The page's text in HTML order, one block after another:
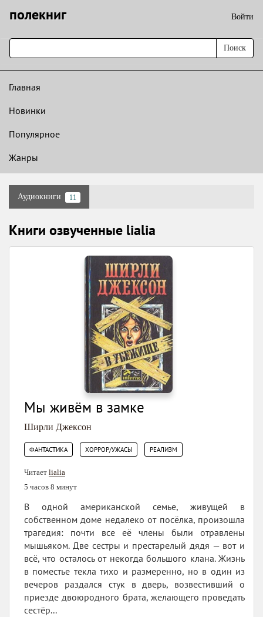
полекниг Войти
Поиск
Главная
Новинки
Популярное
Жанры
Аудиокниги 11
Книги озвученные lialia
Мы живём в замке
Ширли Джексон
ФАНТАСТИКА ХОРРОР/УЖАСЫ РЕАЛИЗМ
Читает lialia
5 часов 8 минут
В одной американской семье, живущей в
собственном доме недалеко от посёлка, произошла
трагедия: почти все её члены были отравлены
мышьяком. Две сестры и престарелый дядя — вот и
всё, что осталось от некогда большого клана. Жизнь
в поместье текла тихо и размеренно, но в один из
вечеров раздался стук в дверь, возвестивший о
приезде двоюродного брата, желающего проведать
сестёр...